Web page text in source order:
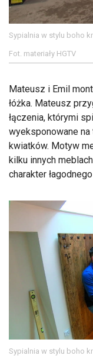
Sypialnia w stylu boho
Fot. materiały HGTV
Mateusz i Emil
łóżka. Mateusz
łączenia, którymi
wyeksponowane
kwiatków. Motyw
kilku innych
charakter
Sypialnia w stylu boho